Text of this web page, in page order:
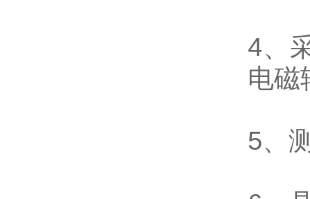
4、
电磁
5、